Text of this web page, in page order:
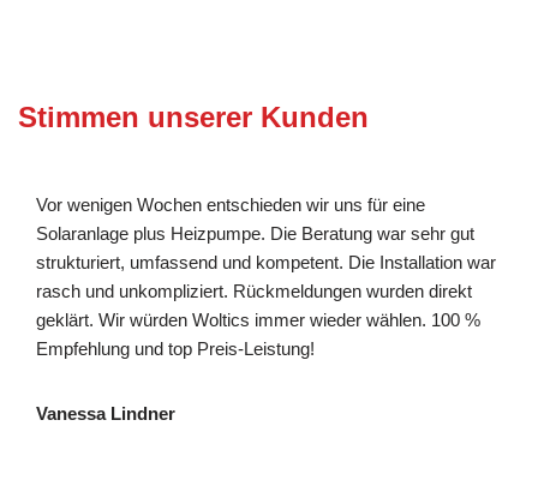
Stimmen unserer Kunden
Vor wenigen Wochen entschieden wir uns für eine
Solaranlage plus Heizpumpe. Die Beratung war sehr gut
strukturiert, umfassend und kompetent. Die Installation war
rasch und unkompliziert. Rückmeldungen wurden direkt
geklärt. Wir würden Woltics immer wieder wählen. 100 %
Empfehlung und top Preis-Leistung!
Vanessa Lindner